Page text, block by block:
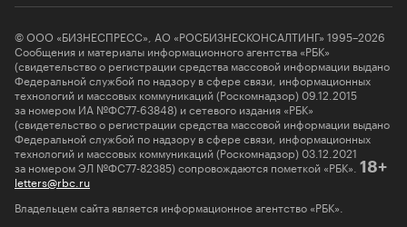
© ООО «БИЗНЕСПРЕСС», АО «РОСБИЗНЕСКОНСАЛТИНГ» 1995–2026
Сообщения и материалы информационного агентства «РБК»
(свидетельство о регистрации средства массовой информации выдано
Федеральной службой по надзору в сфере связи, информационных
технологий и массовых коммуникаций (Роскомнадзор) 09.12.2015
за номером ИА №ФС77-63848) и сетевого издания «РБК»
(свидетельство о регистрации средства массовой информации выдано
Федеральной службой по надзору в сфере связи, информационных
технологий и массовых коммуникаций (Роскомнадзор) 03.12.2021
за номером ЭЛ №ФС77-82385) сопровождаются пометкой «РБК». 18+
letters@rbc.ru
Владельцем сайта является информационное агентство «РБК».